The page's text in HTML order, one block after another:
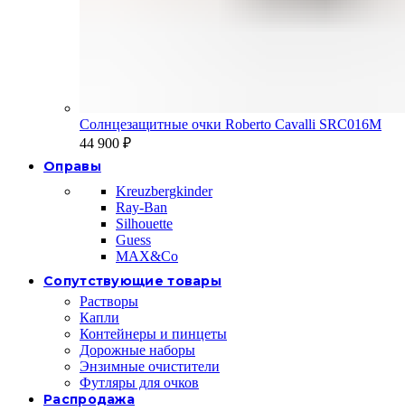
Солнцезащитные очки Roberto Cavalli SRC016M
44 900 ₽
Оправы
Kreuzbergkinder
Ray-Ban
Silhouette
Guess
MAX&Co
Сопутствующие товары
Растворы
Капли
Контейнеры и пинцеты
Дорожные наборы
Энзимные очистители
Футляры для очков
Распродажа